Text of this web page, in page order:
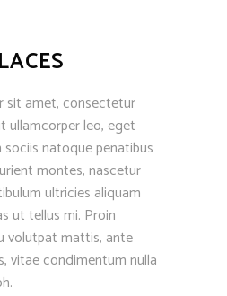
sit amet, consectetur
ullamcorper leo, eget
natoque penatibus
montes, nascetur
ultricies aliquam
ut tellus mi. Proin
volutpat mattis, ante
vitae condimentum nulla